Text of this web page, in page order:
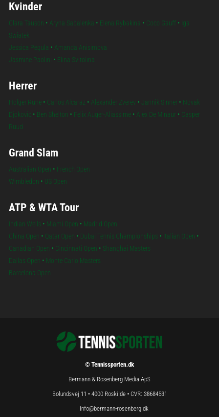
Kvinder
Clara Tauson • Aryna Sabalenka • Elena Rybakina • Coco Gauff• Iga
Swiatek
Jessica Pegula • Amanda Anisimova
Jasmine Paolini • Elina Svitolina
Herrer
Holger Rune• Carlos Alcaraz • Alexander Zverev • Jannik Sinner• Novak
Djokovic• Ben Shelton • Felix Auger-Aliassime• Alex De Minaur• Casper
Ruud
Grand Slam
Australian Open • French Open
Wimbledon • US Open
ATP & WTA Tour
Indian Wells • Miami Open • Madrid Open
China Open • Qatar Open • Dubai Tennis Championships • Italian Open •
Canadian Open • Cincinnati Open • Shanghai Masters
Dallas Open • Monte Carlo Masters
Barcelona Open
© Tennissporten.dk
Bermann & Rosenberg Media ApS
Bolundsvej 11 • 4000 Roskilde • CVR: 38684531
info@bermann-rosenberg.dk